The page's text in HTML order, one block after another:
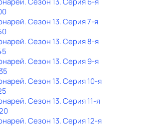
. Сезон 13. Серия 7-я
. Сезон 13. Серия 8-я
. Сезон 13. Серия 9-я
. Сезон 13. Серия 10-я
. Сезон 13. Серия 11-я
. Сезон 13. Серия 12-я